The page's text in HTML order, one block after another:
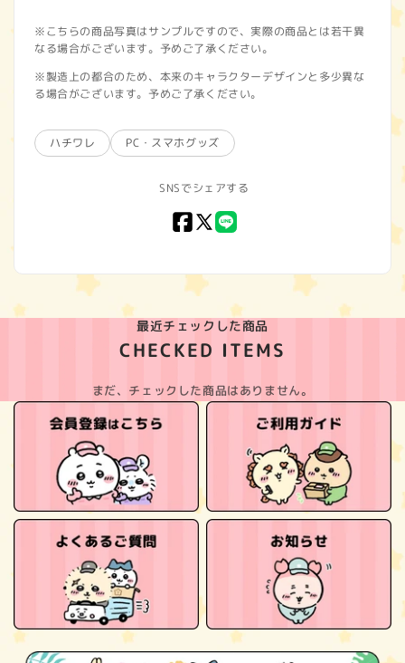
※こちらの商品写真はサンプルですので、実際の商品とは若干異
なる場合がございます。予めご了承ください。
※製造上の都合のため、本来のキャラクターデザインと多少異な
る場合がございます。予めご了承ください。
ハチワレ PC・スマホグッズ
SNSでシェアする
Facebook
X
最近チェックした商品
CHECKED ITEMS
まだ、チェックした商品はありません。